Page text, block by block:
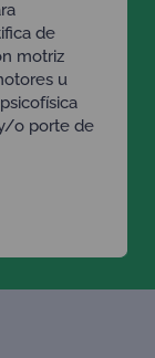
de
motriz
u
o porte de